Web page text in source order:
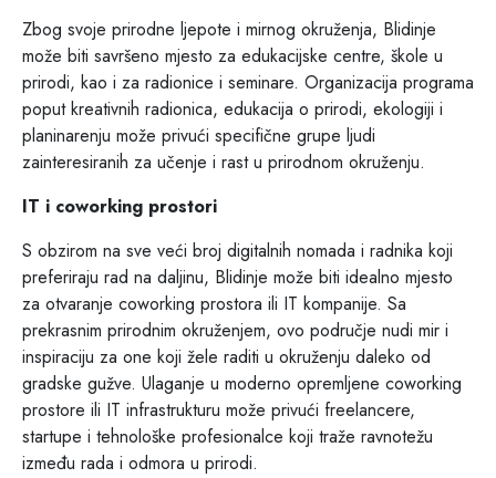
Zbog svoje prirodne ljepote i mirnog okruženja, Blidinje
može biti savršeno mjesto za edukacijske centre, škole u
prirodi, kao i za radionice i seminare. Organizacija programa
poput kreativnih radionica, edukacija o prirodi, ekologiji i
planinarenju može privući specifične grupe ljudi
zainteresiranih za učenje i rast u prirodnom okruženju.
IT i coworking prostori
S obzirom na sve veći broj digitalnih nomada i radnika koji
preferiraju rad na daljinu, Blidinje može biti idealno mjesto
za otvaranje coworking prostora ili IT kompanije. Sa
prekrasnim prirodnim okruženjem, ovo područje nudi mir i
inspiraciju za one koji žele raditi u okruženju daleko od
gradske gužve. Ulaganje u moderno opremljene coworking
prostore ili IT infrastrukturu može privući freelancere,
startupe i tehnološke profesionalce koji traže ravnotežu
između rada i odmora u prirodi.